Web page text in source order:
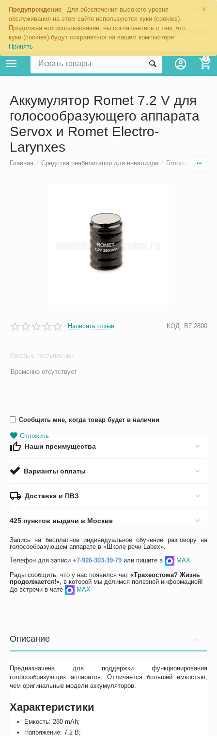
×
Предупреждение
Для обеспечения высокого уровня
обслуживания на этом сайте используются куки (cookies).
Продолжая его использование, вы соглашаетесь с тем, что
куки (cookies) будут сохраняться на вашем компьютере:
Принять
Москва
8 800 201-70-97
0
Аккумулятор Romet 7.2 V для
голосообразующего аппарата
Servox и Romet Electro-
Larynxes
Главная / Средства реабилитации для инвалидов /
Написать отзыв КОД: B7.2800
Узнать о поступлении
Временно отсутствует
Сообщить мне, когда товар будет в наличии
Отложить
Наши преимущества
Варианты оплаты
Доставка и ПВЗ
425 пунктов выдачи в Москве
Запись на бесплатное индивидуальное обучение разговору на
голосообразующем аппарате в «Школе речи Labex».
Телефон для записи+7-926-303-39-79 или пишите в
MAX
Рады сообщить, что у нас появился чат«Трахеостома? Жизнь
продолжается!», в которой мы делимся полезной информацией!
До встречи в чате
MAX
Описание
Предназначена для поддержки функционирования
голосообразующих аппаратов. Отличается большей емкостью,
чем оригинальные модели аккумуляторов.
Характеристики
Емкость: 280 mAh;
Напряжение: 7.2 В;